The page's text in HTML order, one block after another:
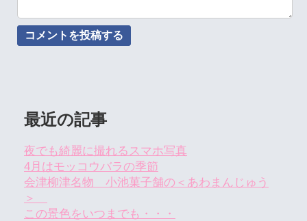
最近の記事
夜でも綺麗に撮れるスマホ写真
4月はモッコウバラの季節
会津柳津名物 小池菓子舗の＜あわまんじゅう
＞
この景色をいつまでも・・・